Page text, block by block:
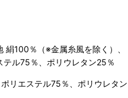
100％（※金属糸風を除く）、
％、ポリウレタン25％
ステル75％、ポリウレタン